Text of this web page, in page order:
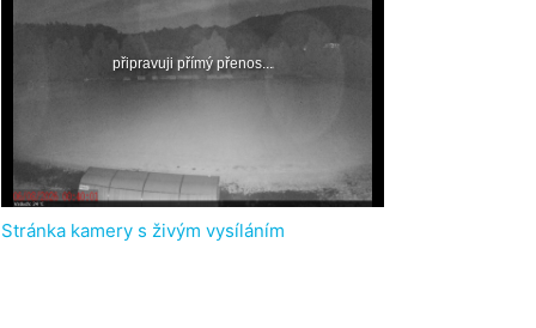
Stránka kamery s živým vysíláním